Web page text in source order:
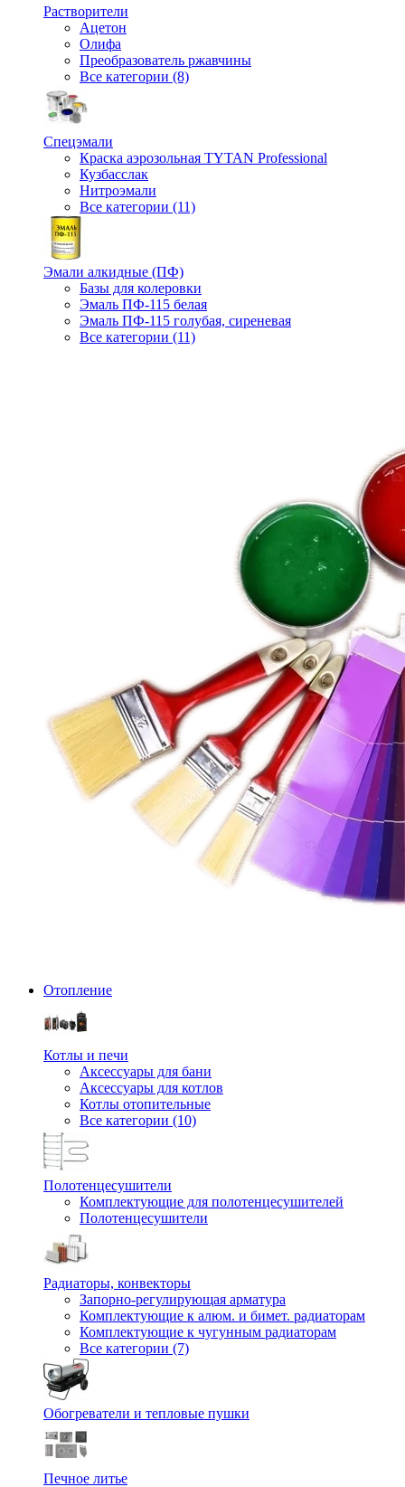
Растворители
Ацетон
Олифа
Преобразователь ржавчины
Все категории (8)
Спецэмали
Краска аэрозольная TYTAN Professional
Кузбасслак
Нитроэмали
Все категории (11)
Эмали алкидные (ПФ)
Базы для колеровки
Эмаль ПФ-115 белая
Эмаль ПФ-115 голубая, сиреневая
Все категории (11)
Отопление
Котлы и печи
Аксессуары для бани
Аксессуары для котлов
Котлы отопительные
Все категории (10)
Полотенцесушители
Комплектующие для полотенцесушителей
Полотенцесушители
Радиаторы, конвекторы
Запорно-регулирующая арматура
Комплектующие к алюм. и бимет. радиаторам
Комплектующие к чугунным радиаторам
Все категории (7)
Обогреватели и тепловые пушки
Печное литье